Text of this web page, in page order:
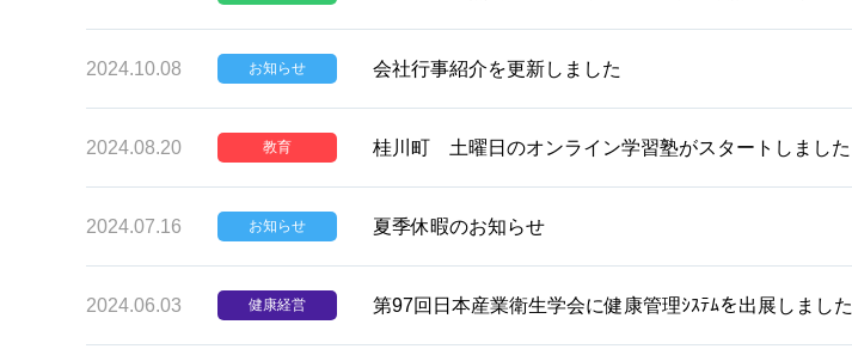
2024.10.08 お知らせ 会社行事紹介を更新しました
2024.08.20 教育 桂川町 土曜日のオンライン学習塾がスタートしました
2024.07.16 お知らせ 夏季休暇のお知らせ
2024.06.03 健康経営 第97回日本産業衛生学会に健康管理ｼｽﾃﾑを出展しました